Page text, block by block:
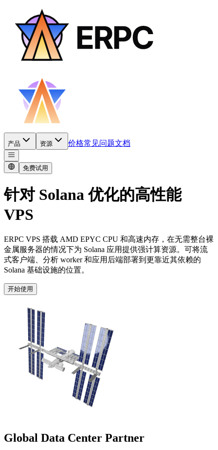
产品 资源 价格常见问题文档
免费试用
针对 Solana 优化的高性能
VPS
ERPC VPS 搭载 AMD EPYC CPU 和高速内存，在无需整台裸
金属服务器的情况下为 Solana 应用提供强计算资源。可将流
式客户端、分析 worker 和应用后端部署到更靠近其依赖的
Solana 基础设施的位置。
开始使用
Global Data Center Partner